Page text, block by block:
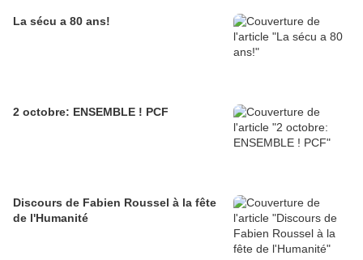
La sécu a 80 ans!
2 octobre: ENSEMBLE ! PCF
Discours de Fabien Roussel à la fête
de l'Humanité